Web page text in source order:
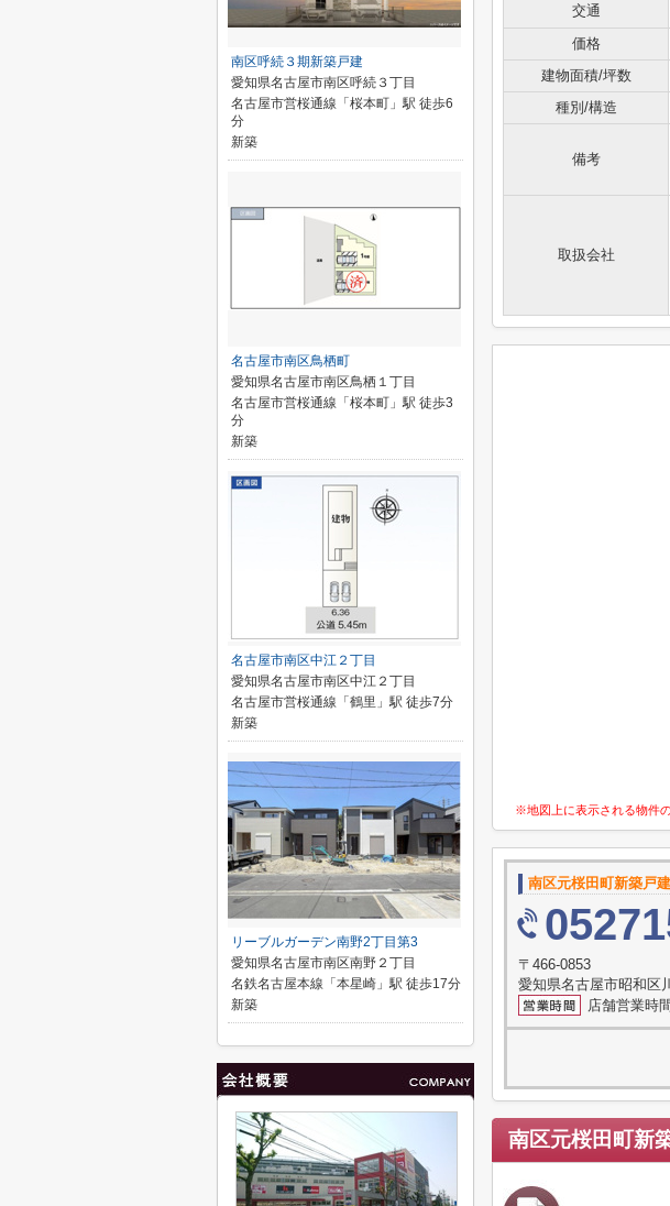
交通
価格
建物面積/坪数
種別/構造
備考
取扱会社
※地図上に表示される物件
南区元桜田町新築戸建
〒466-0853
愛知県名古屋市昭和区
店舗営業時
南区元桜田町新
南区呼続３期新築戸建
愛知県名古屋市南区呼続３丁目
名古屋市営桜通線「桜本町」駅 徒歩6
分
新築
名古屋市南区鳥栖町
愛知県名古屋市南区鳥栖１丁目
名古屋市営桜通線「桜本町」駅 徒歩3
分
新築
名古屋市南区中江２丁目
愛知県名古屋市南区中江２丁目
名古屋市営桜通線「鶴里」駅 徒歩7分
新築
リーブルガーデン南野2丁目第3
愛知県名古屋市南区南野２丁目
名鉄名古屋本線「本星崎」駅 徒歩17分
新築